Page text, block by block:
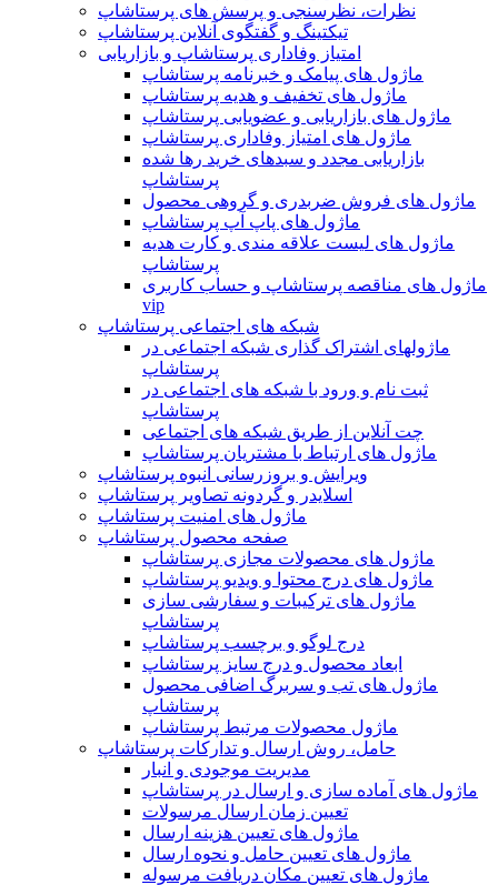
نظرات، نظرسنجی و پرسش های پرستاشاپ
تیکتینگ و گفتگوی آنلاین پرستاشاپ
امتیاز وفاداری پرستاشاپ و بازاریابی
ماژول های پیامک و خبرنامه پرستاشاپ
ماژول های تخفیف و هدیه پرستاشاپ
ماژول های بازاریابی و عضویابی پرستاشاپ
ماژول های امتیاز وفاداری پرستاشاپ
بازاریابی مجدد و سبدهای خرید رها شده
پرستاشاپ
ماژول های فروش ضربدری و گروهی محصول
ماژول های پاپ آپ پرستاشاپ
ماژول های لیست علاقه مندی و کارت هدیه
پرستاشاپ
ماژول های مناقصه پرستاشاپ و حساب کاربری
vip
شبکه های اجتماعی پرستاشاپ
ماژولهای اشتراک‌ گذاری شبکه اجتماعی در
پرستاشاپ
ثبت نام و ورود با شبکه های اجتماعی در
پرستاشاپ
چت آنلاین از طریق شبکه های اجتماعی
ماژول های ارتباط با مشتریان پرستاشاپ
ویرایش و بروزرسانی انبوه پرستاشاپ
اسلایدر و گردونه تصاویر پرستاشاپ
ماژول های امنیت پرستاشاپ
صفحه محصول پرستاشاپ
ماژول های محصولات مجازی پرستاشاپ
ماژول های درج محتوا و ویدیو پرستاشاپ
ماژول های ترکیبات و سفارشی سازی
پرستاشاپ
درج لوگو و برچسب پرستاشاپ
ابعاد محصول و درج سایز پرستاشاپ
ماژول های تب و سربرگ اضافی محصول
پرستاشاپ
ماژول محصولات مرتبط پرستاشاپ
حامل، روش ارسال و تدارکات پرستاشاپ
مدیریت موجودی و انبار
ماژول های آماده سازی و ارسال در پرستاشاپ
تعیین زمان ارسال مرسولات
ماژول های تعیین هزینه ارسال
ماژول های تعیین حامل و نحوه ارسال
ماژول های تعیین مکان دریافت مرسوله